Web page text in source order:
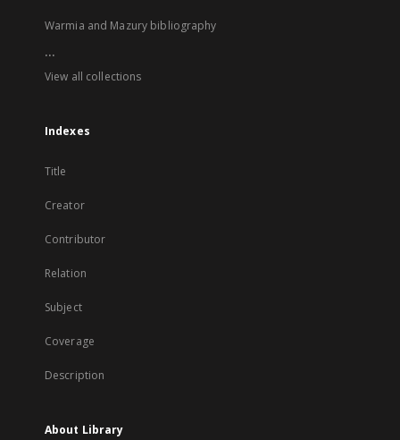
Warmia and Mazury bibliography
...
View all collections
Indexes
Title
Creator
Contributor
Relation
Subject
Coverage
Description
About Library